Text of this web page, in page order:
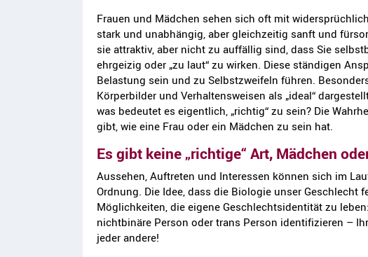
Frauen und Mädchen sehen sich oft mit
stark und unabhängig, aber gleichzeitig sanft und
sie attraktiv, aber nicht zu auffällig sind, dass Sie
ehrgeizig oder „zu laut“ zu wirken. Diese ständigen
Belastung sein und zu Selbstzweifeln führen.
Körperbilder und Verhaltensweisen als „ideal“
was bedeutet es eigentlich, „richtig“ zu sein? Die
gibt, wie eine Frau oder ein Mädchen zu sein hat.
Es gibt keine „richtige“ Art, Mädchen
Aussehen, Auftreten und Interessen können sich im
Ordnung. Die Idee, dass die Biologie unser Geschlecht
Möglichkeiten, die eigene Geschlechtsidentität zu
nichtbinäre Person oder trans Person identifizieren –
jeder andere!